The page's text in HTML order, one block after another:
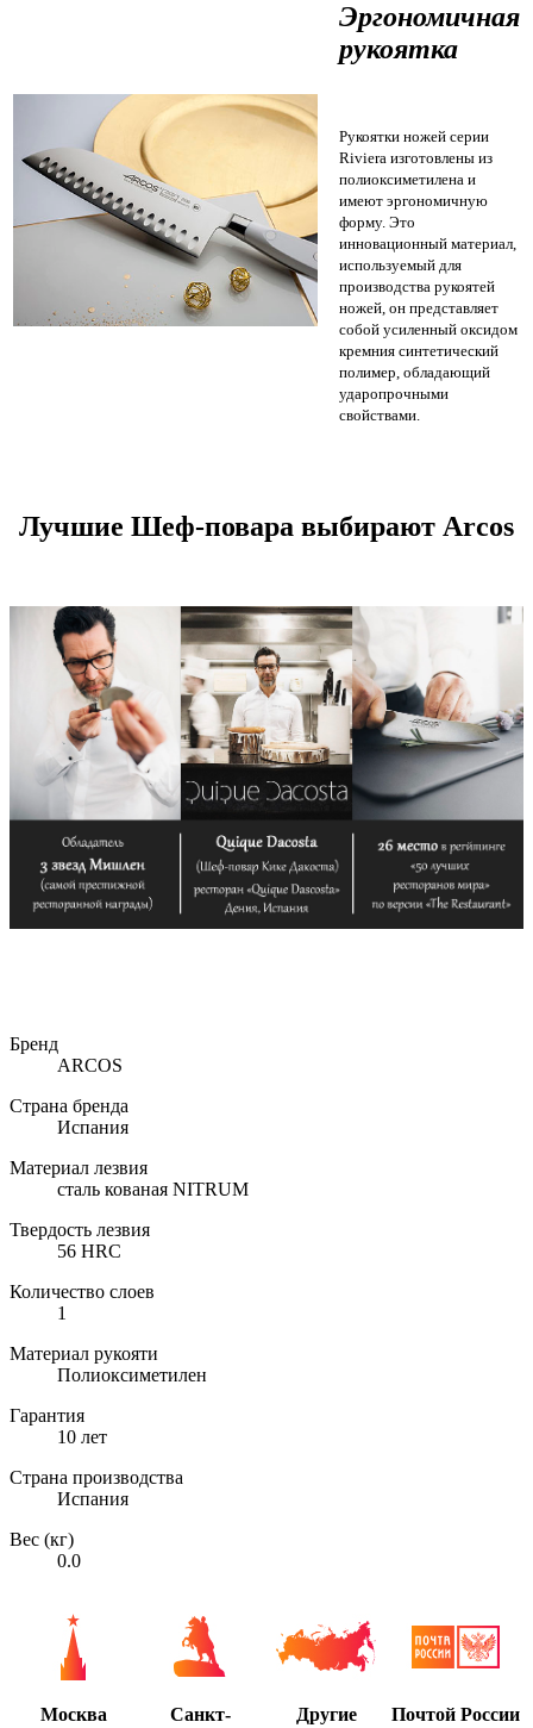
Эргономичная
рукоятка
Рукоятки ножей серии
Riviera изготовлены из
полиоксиметилена и
имеют эргономичную
форму. Это
инновационный материал,
используемый для
производства рукоятей
ножей, он представляет
собой усиленный оксидом
кремния синтетический
полимер, обладающий
ударопрочными
свойствами.
Лучшие Шеф-повара выбирают Arcos
Бренд
ARCOS
Страна бренда
Испания
Материал лезвия
сталь кованая NITRUM
Твердость лезвия
56 HRC
Количество слоев
1
Материал рукояти
Полиоксиметилен
Гарантия
10 лет
Страна производства
Испания
Вес (кг)
0.0
Москва
Санкт-
Другие
Почтой России